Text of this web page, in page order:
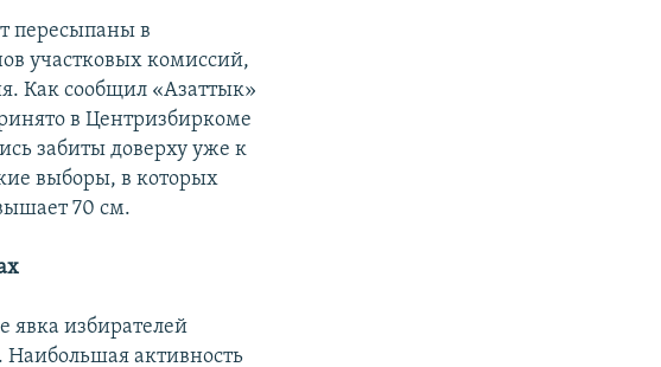
пересыпаны в
участковых комиссий,
Как сообщил «Азаттык»
в Центризбиркоме
забиты доверху уже к
выборы, в которых
70 см.
явка избирателей
Наибольшая активность